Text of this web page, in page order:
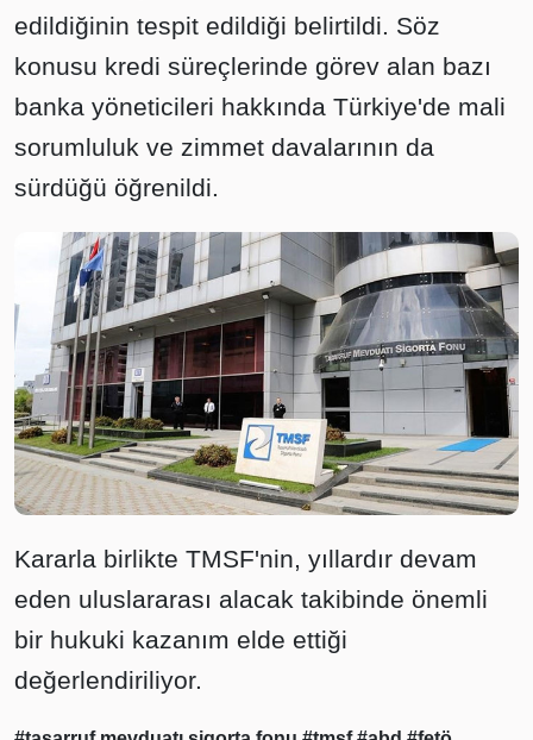
edildiğinin tespit edildiği belirtildi. Söz
konusu kredi süreçlerinde görev alan bazı
banka yöneticileri hakkında Türkiye'de mali
sorumluluk ve zimmet davalarının da
sürdüğü öğrenildi.
Kararla birlikte TMSF'nin, yıllardır devam
eden uluslararası alacak takibinde önemli
bir hukuki kazanım elde ettiği
değerlendiriliyor.